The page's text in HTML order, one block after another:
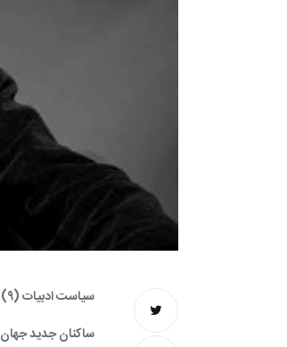
سياست ادبيات (٩)
ساکنان جدید جهان